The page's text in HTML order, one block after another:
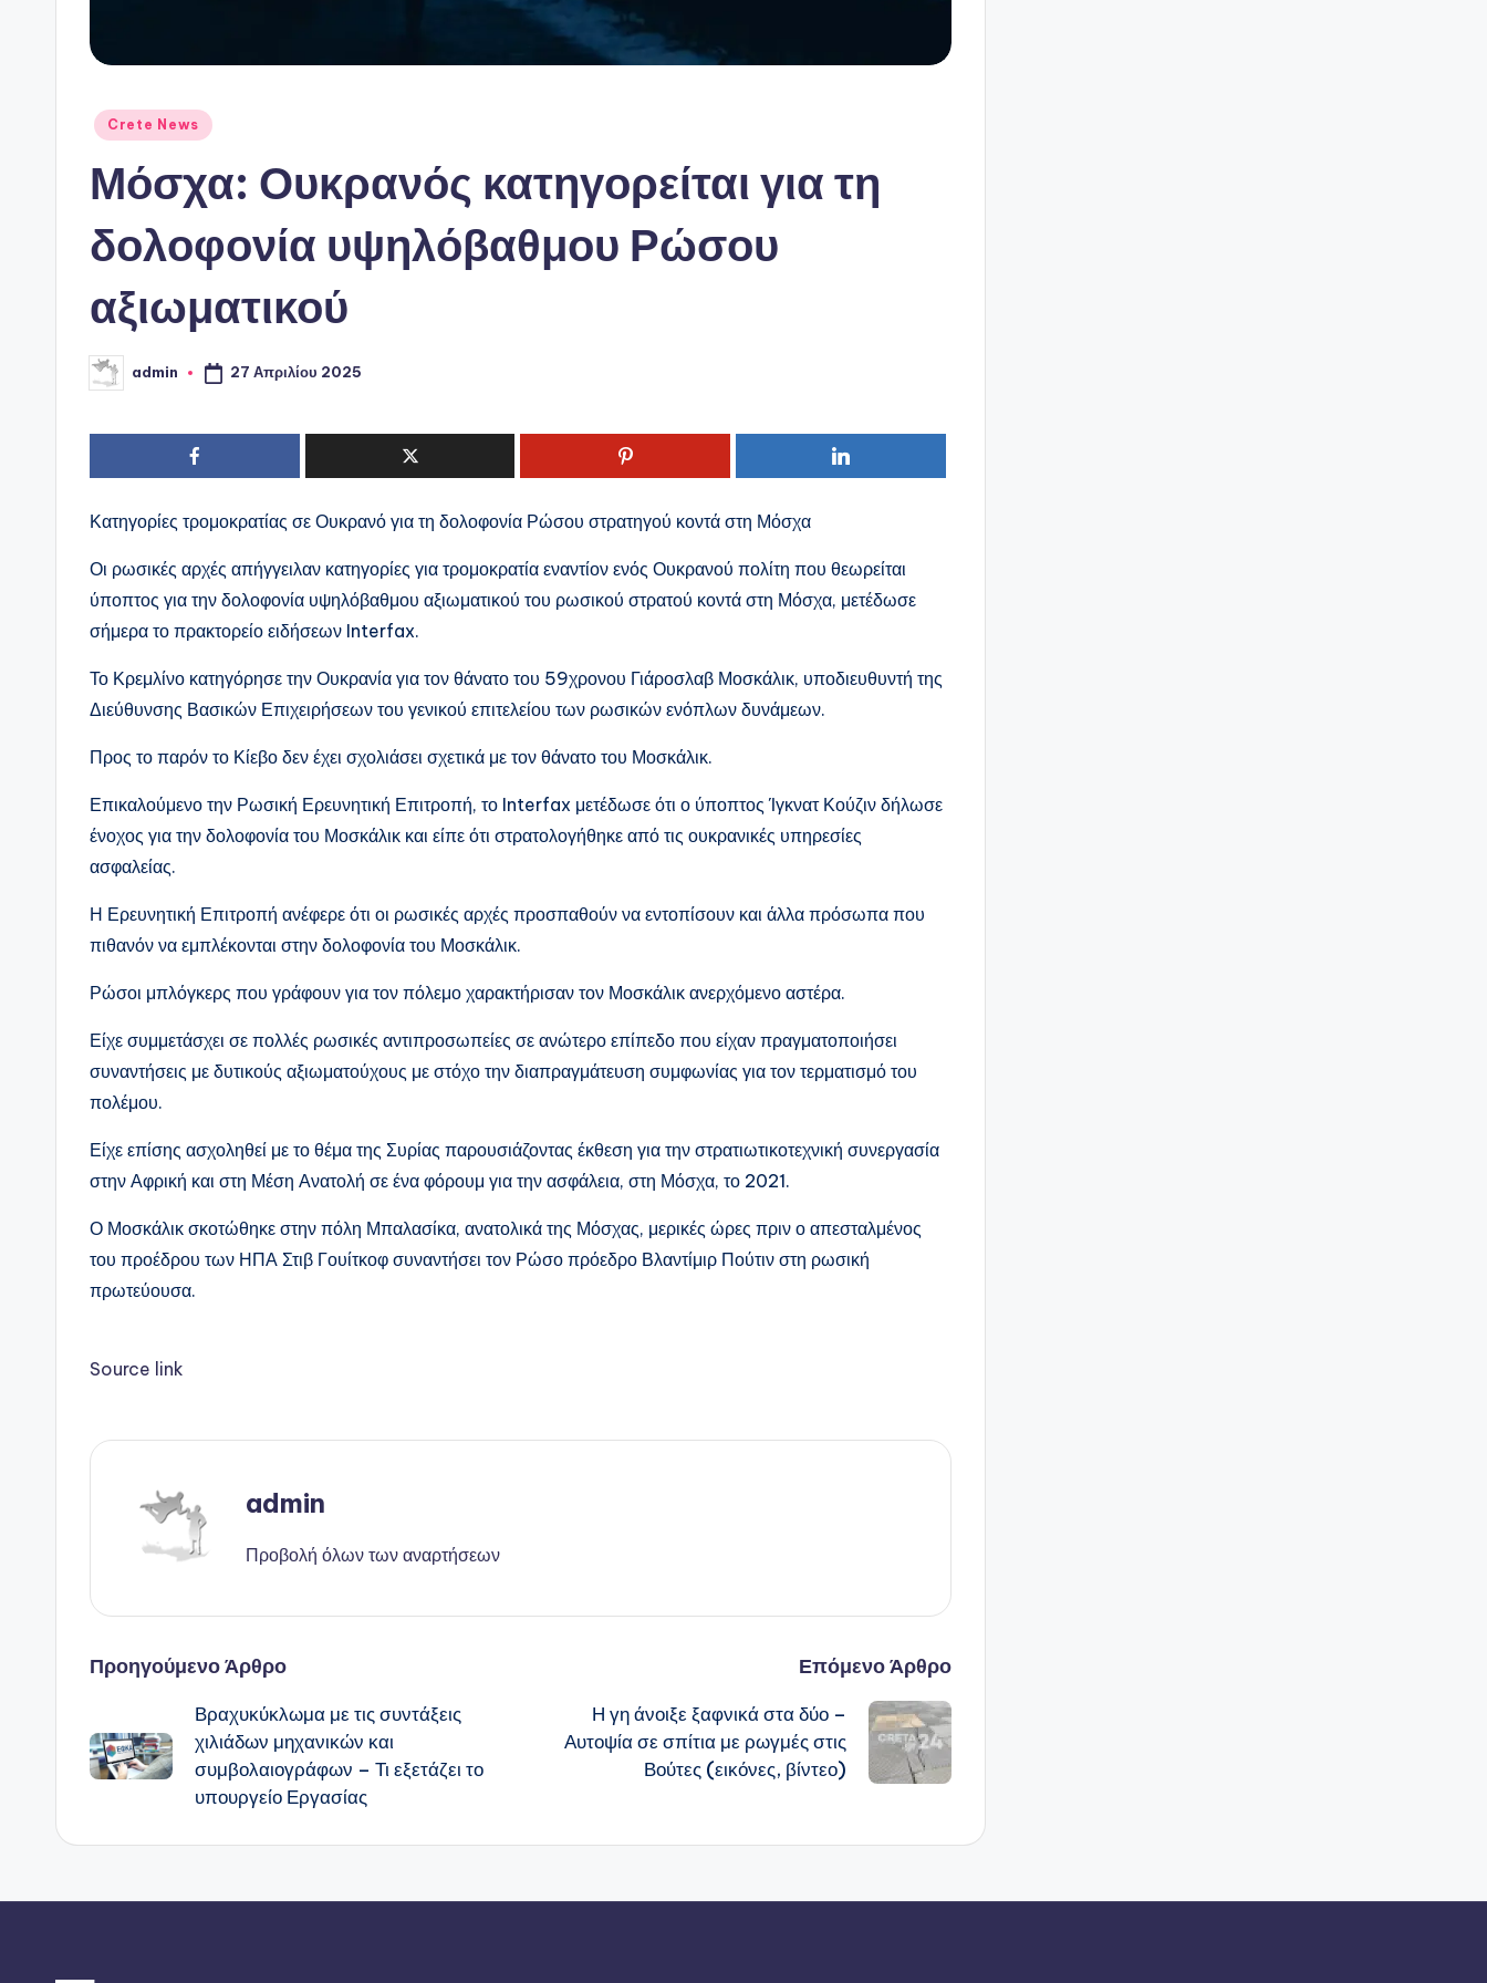
Αναρτήθηκε
Crete News
Μόσχα: Ουκρανός κατηγορείται για τη
δολοφονία υψηλόβαθμου Ρώσου
αξιωματικού
Συγγραφέας:
admin 27 Απριλίου 2025
Κατηγορίες τρομοκρατίας σε Ουκρανό για τη δολοφονία Ρώσου στρατηγού κοντά στη Μόσχα
Οι ρωσικές αρχές απήγγειλαν κατηγορίες για τρομοκρατία εναντίον ενός Ουκρανού πολίτη που θεωρείται
ύποπτος για την δολοφονία υψηλόβαθμου αξιωματικού του ρωσικού στρατού κοντά στη Μόσχα, μετέδωσε
σήμερα το πρακτορείο ειδήσεων Interfax.
Το Κρεμλίνο κατηγόρησε την Ουκρανία για τον θάνατο του 59χρονου Γιάροσλαβ Μοσκάλικ, υποδιευθυντή της
Διεύθυνσης Βασικών Επιχειρήσεων του γενικού επιτελείου των ρωσικών ενόπλων δυνάμεων.
Προς το παρόν το Κίεβο δεν έχει σχολιάσει σχετικά με τον θάνατο του Μοσκάλικ.
Επικαλούμενο την Ρωσική Ερευνητική Επιτροπή, το Interfax μετέδωσε ότι ο ύποπτος Ίγκνατ Κούζιν δήλωσε
ένοχος για την δολοφονία του Μοσκάλικ και είπε ότι στρατολογήθηκε από τις ουκρανικές υπηρεσίες
ασφαλείας.
Η Ερευνητική Επιτροπή ανέφερε ότι οι ρωσικές αρχές προσπαθούν να εντοπίσουν και άλλα πρόσωπα που
πιθανόν να εμπλέκονται στην δολοφονία του Μοσκάλικ.
Ρώσοι μπλόγκερς που γράφουν για τον πόλεμο χαρακτήρισαν τον Μοσκάλικ ανερχόμενο αστέρα.
Είχε συμμετάσχει σε πολλές ρωσικές αντιπροσωπείες σε ανώτερο επίπεδο που είχαν πραγματοποιήσει
συναντήσεις με δυτικούς αξιωματούχους με στόχο την διαπραγμάτευση συμφωνίας για τον τερματισμό του
πολέμου.
Είχε επίσης ασχοληθεί με το θέμα της Συρίας παρουσιάζοντας έκθεση για την στρατιωτικοτεχνική συνεργασία
στην Αφρική και στη Μέση Ανατολή σε ένα φόρουμ για την ασφάλεια, στη Μόσχα, το 2021.
Ο Μοσκάλικ σκοτώθηκε στην πόλη Μπαλασίκα, ανατολικά της Μόσχας, μερικές ώρες πριν ο απεσταλμένος
του προέδρου των ΗΠΑ Στιβ Γουίτκοφ συναντήσει τον Ρώσο πρόεδρο Βλαντίμιρ Πούτιν στη ρωσική
πρωτεύουσα.
Source link
admin
Προβολή όλων των αναρτήσεων
Πλοήγηση
δημοσιεύσεων
Προηγούμενο Άρθρο
Βραχυκύκλωμα με τις συντάξεις
χιλιάδων μηχανικών και
συμβολαιογράφων – Τι εξετάζει το
υπουργείο Εργασίας
Επόμενο Άρθρο
Η γη άνοιξε ξαφνικά στα δύο –
Αυτοψία σε σπίτια με ρωγμές στις
Βούτες (εικόνες, βίντεο)